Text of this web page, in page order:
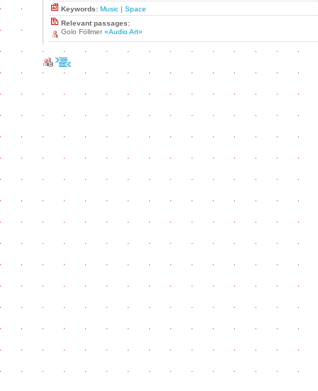
Keywords: Music | Space
Relevant passages:
Golo Föllmer «Audio Art»